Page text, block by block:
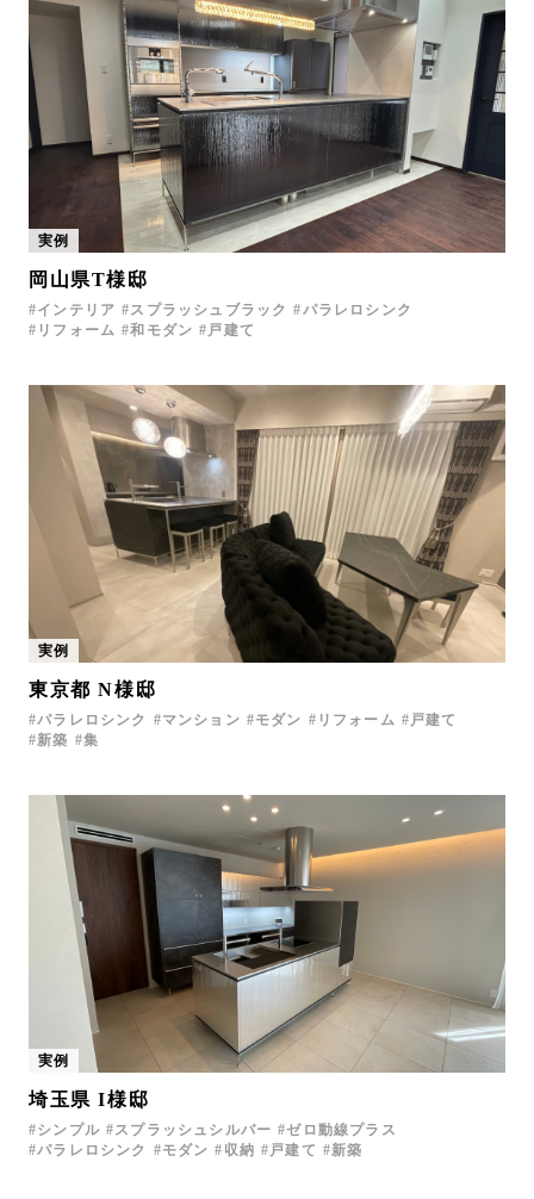
実例
岡山県T様邸
インテリア スプラッシュブラック
パラレロシンク
リフォーム
和モダン 戸建て
実例
東京都 N様邸
パラレロシンク マンション モダン リフォーム
戸建て
新築
集
実例
埼玉県 I様邸
シンプル スプラッシュシルバー
ゼロ動線プラス
パラレロシンク
モダン 収納 戸建て 新築